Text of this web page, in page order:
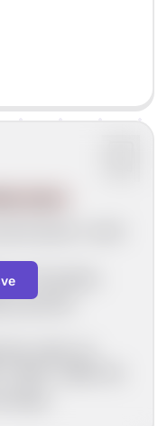
sa 16 godina.
preuzima